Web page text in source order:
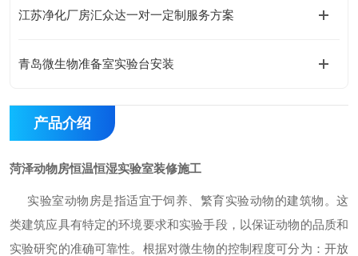
江苏净化厂房汇众达一对一定制服务方案
青岛微生物准备室实验台安装
产品介绍
菏泽动物房恒温恒湿实验室装修施工
实验室动物房是指适宜于饲养、繁育实验动物的建筑物。这
类建筑应具有特定的环境要求和实验手段，以保证动物的品质和
实验研究的准确可靠性。根据对微生物的控制程度可分为：开放